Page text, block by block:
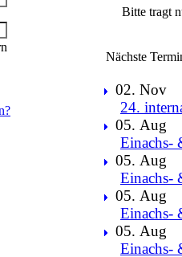
Bitte tragt
Nächste
02. Nov
24.
05. Aug
Einachs-
05. Aug
Einachs-
05. Aug
Einachs-
05. Aug
Einachs-